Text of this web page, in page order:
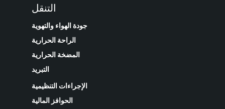
التنقل
جودة الهواء والتهوية
الراحة الحرارية
المضخة الحرارية
الإجراءات التنظيمية
الحوافز المالية